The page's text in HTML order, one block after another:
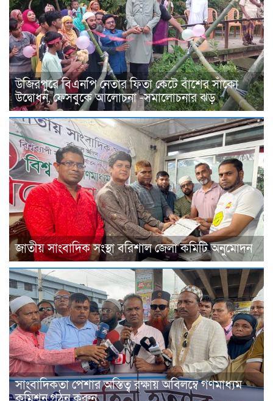
উজিরপুরে বিএনপি নেতার ফিতা কেটে বাঁশের সাঁকো
উদ্বোধন, ফেসবুকে আলোচনা -সমালোচনার ঝড়
জাতীয় সাংবাদিক সংস্থা বরিশাল জেলা কমিটি অনুমোদন
সাংবাদিকতা পেশার অস্তিত্ব রক্ষায় অবিলম্বে গণমাধ্যম